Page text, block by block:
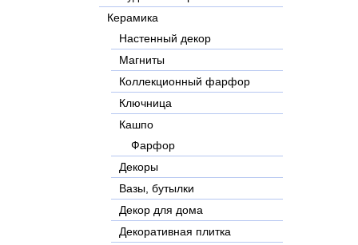
Керамика
Настенный декор
Магниты
Коллекционный фарфор
Ключница
Кашпо
Фарфор
Декоры
Вазы, бутылки
Декор для дома
Декоративная плитка